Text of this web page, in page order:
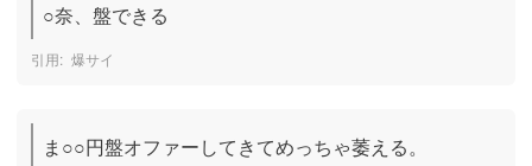
○奈、盤できる
爆サイ
ま○○円盤オファーしてきてめっちゃ萎える。